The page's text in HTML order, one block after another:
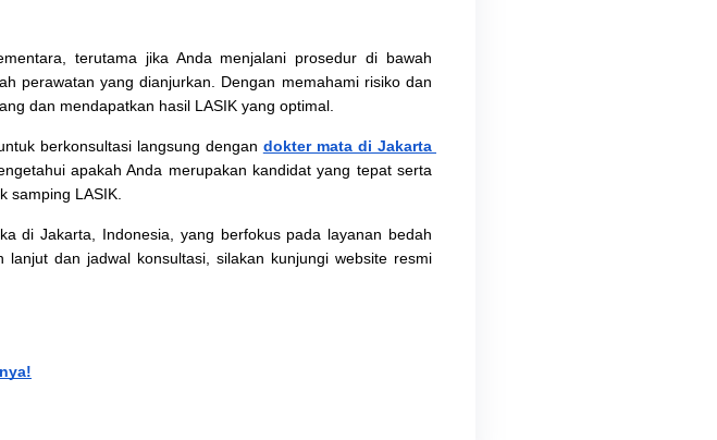
terutama jika Anda menjalani prosedur di bawah
perawatan yang dianjurkan. Dengan memahami risiko dan
dan mendapatkan hasil LASIK yang optimal.
berkonsultasi langsung dengan dokter mata di Jakarta
apakah Anda merupakan kandidat yang tepat serta
samping LASIK.
di Jakarta, Indonesia, yang berfokus pada layanan bedah
dan jadwal konsultasi, silakan kunjungi website resmi